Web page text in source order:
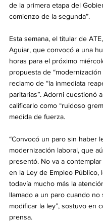
de la primera etapa del
comienzo de la segunda”.
Esta semana, el titular de
Aguiar, que convocó a una
horas para el próximo
propuesta de “modernización
reclamo de “la inmediata
paritarias”. Adorni cuestionó
calificarlo como “ruidoso
medida de fuerza.
“Convocó un paro sin haber
modernización laboral, que
presentó. No va a
en la Ley de Empleo Público,
todavía mucho más la
llamado a un paro cuando no
modificar la ley”, sostuvo en
prensa.